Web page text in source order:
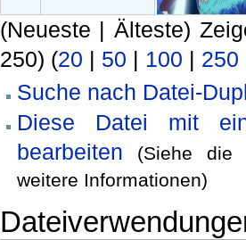
(Neueste | Älteste)
250) (20 | 50 | 100 | 250
Suche nach Datei-
Diese Datei mit
bearbeiten
(Siehe die
weitere Informationen)